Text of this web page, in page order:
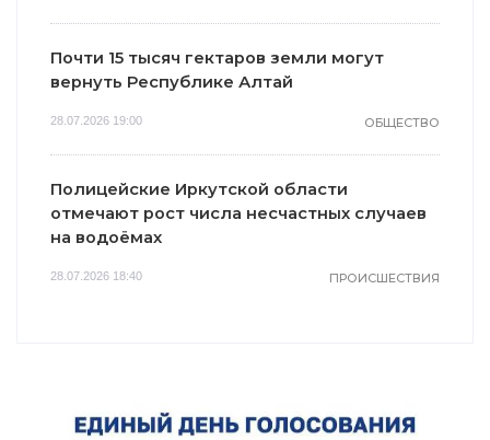
Почти 15 тысяч гектаров земли могут
вернуть Республике Алтай
28.07.2026 19:00 ОБЩЕСТВО
Полицейские Иркутской области
отмечают рост числа несчастных случаев
на водоёмах
28.07.2026 18:40 ПРОИСШЕСТВИЯ